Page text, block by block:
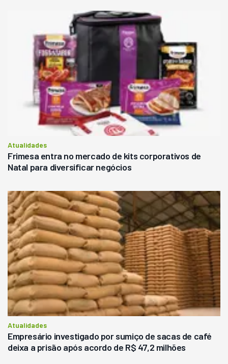
Atualidades
Frimesa entra no mercado de kits corporativos de
Natal para diversificar negócios
Atualidades
Empresário investigado por sumiço de sacas de café
deixa a prisão após acordo de R$ 47,2 milhões